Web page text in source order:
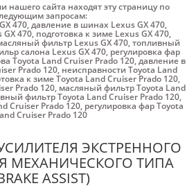
нашего сайта находят эту страницу по
запросам:
470,давление в шинах Lexus GX 470,
470, подготовка к зиме Lexus GX 470,
фильтр Lexus GX 470,топливный
салона Lexus GX 470, регулировка фар
Toyota Land Cruiser Prado 120,давление в
Prado 120, неисправности Toyota Land
к зиме Toyota Land Cruiser Prado 120,
Prado 120, масляный фильтр Toyota Land
фильтр Toyota Land Cruiser Prado 120,
Cruiser Prado 120, регулировка фар Toyota
Cruiser Prado 120
ЭКСТРЕННОГО
МЕХАНИЧЕСКОГО ТИПА
ASSIST)